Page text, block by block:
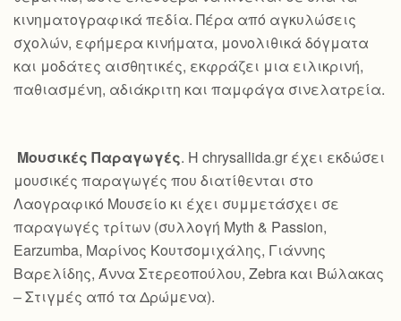
κινηματογραφικά πεδία. Πέρα από αγκυλώσεις
σχολών, εφήμερα κινήματα, μονολιθικά δόγματα
και μοδάτες αισθητικές, εκφράζει μια ειλικρινή,
παθιασμένη, αδιάκριτη και παμφάγα σινελατρεία.
Μουσικές Παραγωγές. Η chrysallida.gr έχει εκδώσει
μουσικές παραγωγές που διατίθενται στο
Λαογραφικό Μουσείο κι έχει συμμετάσχει σε
παραγωγές τρίτων (συλλογή Myth & Passion,
Earzumba, Μαρίνος Κουτσομιχάλης, Γιάννης
Βαρελίδης, Άννα Στερεοπούλου, Zebra και Βώλακας
– Στιγμές από τα Δρώμενα).